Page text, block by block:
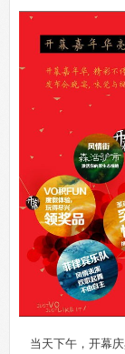
当天下午，开幕庆